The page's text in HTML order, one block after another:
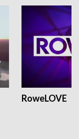
RoweLOVE